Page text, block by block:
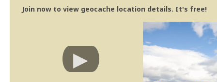
Join now to view geocache location details. It's free!